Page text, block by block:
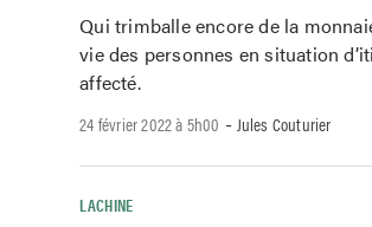
Qui trimballe encore de la
vie des personnes en situation
affecté.
24 février 2022 à 5h00 - Jules Couturier
LACHINE